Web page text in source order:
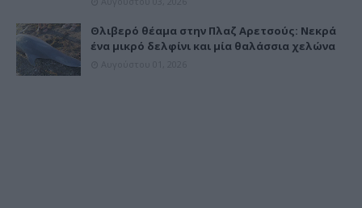
Θλιβερό θέαμα στην Πλαζ Αρετσούς: Νεκρά
ένα μικρό δελφίνι και μία θαλάσσια χελώνα